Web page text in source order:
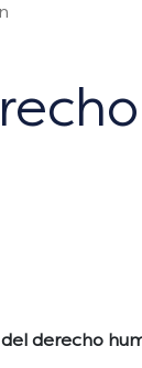
derecho